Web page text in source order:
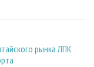
рынка ЛПК